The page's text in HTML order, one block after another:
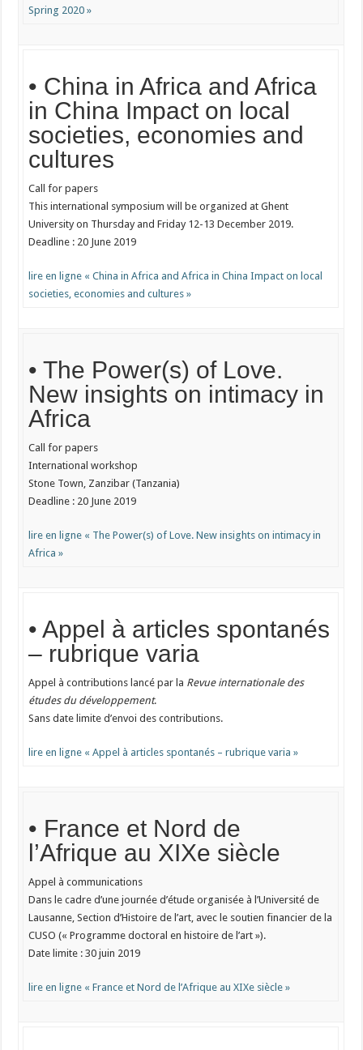
Spring 2020 »
• China in Africa and Africa
in China Impact on local
societies, economies and
cultures
Call for papers
This international symposium will be organized at Ghent
University on Thursday and Friday 12-13 December 2019.
Deadline : 20 June 2019
lire en ligne « China in Africa and Africa in China Impact on local
societies, economies and cultures »
• The Power(s) of Love.
New insights on intimacy in
Africa
Call for papers
International workshop
Stone Town, Zanzibar (Tanzania)
Deadline : 20 June 2019
lire en ligne « The Power(s) of Love. New insights on intimacy in
Africa »
• Appel à articles spontanés
– rubrique varia
Appel à contributions lancé par la Revue internationale des
études du développement.
Sans date limite d’envoi des contributions.
lire en ligne « Appel à articles spontanés – rubrique varia »
• France et Nord de
l’Afrique au XIXe siècle
Appel à communications
Dans le cadre d’une journée d’étude organisée à l’Université de
Lausanne, Section d’Histoire de l’art, avec le soutien financier de la
CUSO (« Programme doctoral en histoire de l’art »).
Date limite : 30 juin 2019
lire en ligne « France et Nord de l’Afrique au XIXe siècle »